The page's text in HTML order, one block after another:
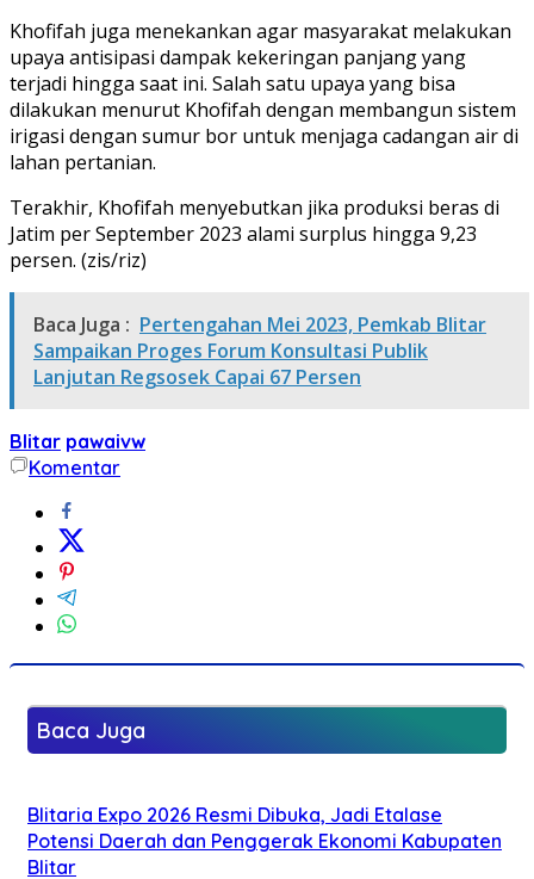
Khofifah juga menekankan agar masyarakat melakukan
upaya antisipasi dampak kekeringan panjang yang
terjadi hingga saat ini. Salah satu upaya yang bisa
dilakukan menurut Khofifah dengan membangun sistem
irigasi dengan sumur bor untuk menjaga cadangan air di
lahan pertanian.
Terakhir, Khofifah menyebutkan jika produksi beras di
Jatim per September 2023 alami surplus hingga 9,23
persen. (zis/riz)
Baca Juga : Pertengahan Mei 2023, Pemkab Blitar
Sampaikan Proges Forum Konsultasi Publik
Lanjutan Regsosek Capai 67 Persen
Blitar pawaivw
Komentar
Baca Juga
Blitaria Expo 2026 Resmi Dibuka, Jadi Etalase
Potensi Daerah dan Penggerak Ekonomi Kabupaten
Blitar